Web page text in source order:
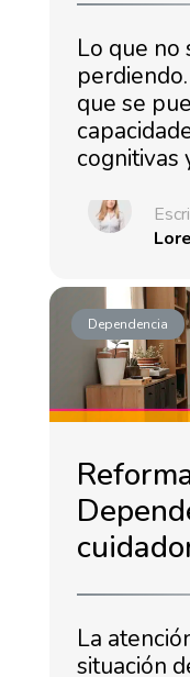
Lo que no
que se
cognitivas
Dependencia
La
situación